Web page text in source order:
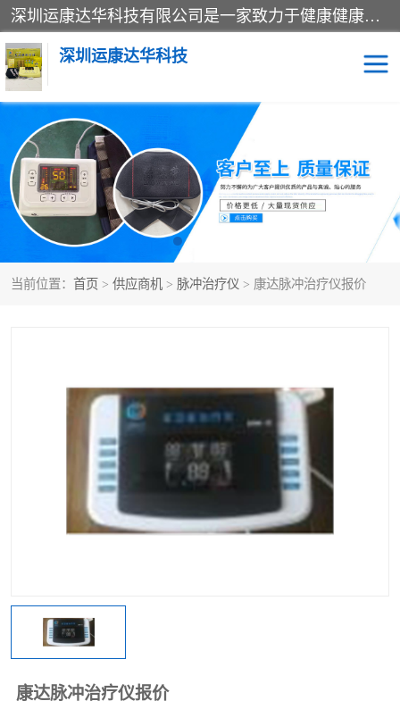
深圳运康达华科技有限公司是一家致力于健康健康产业的现代化企业，已经走过了15个春秋，开创了中医外用发展的新未来，是专业从事中医医疗仪器的研发、生产、销售、服务为一体的子公司，在医疗器械的设计、开发和生产方面率先引进国际先进技术和好的科技人员，先后开发出了场效应治疗仪、多功能治疗仪、颈椎治疗仪、腰椎治疗仪、增效垫等多个系列。
深圳运康达华科技
当前位置： 首页 > 供应商机 > 脉冲治疗仪 > 康达脉冲治疗仪报价
康达脉冲治疗仪报价
多功能治疗仪 中药提速
中低频治疗仪 脉冲治疗仪
**腺治疗仪